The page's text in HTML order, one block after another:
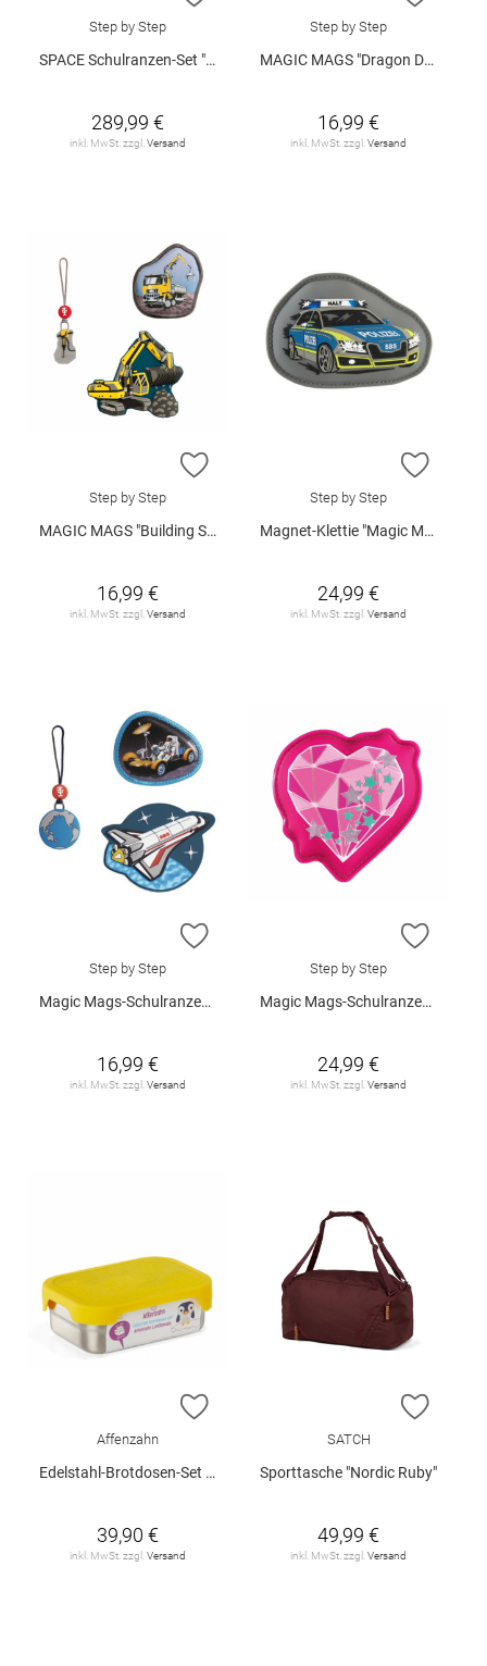
Step by Step
SPACE Schulranzen-Set "Ninja Yuma"
289,99 €
inkl. MwSt. zzgl.Versand
Step by Step
MAGIC MAGS "Dragon Drako"
16,99 €
inkl. MwSt. zzgl.Versand
ZUR WUNSCHLISTE HINZUFÜGEN
Step by Step
MAGIC MAGS "Building Site"
16,99 €
inkl. MwSt. zzgl. Versand
ZUR
Step by Step
Magnet-Klettie "Magic Mags Flash - Police Alarm"
24,99 €
inkl. MwSt. zzgl. Versand
ZUR WUNSCHLISTE HINZUFÜGEN
Step by Step
Magic Mags-Schulranzenmotiv "Sky Rocket"
16,99 €
inkl. MwSt. zzgl. Versand
ZUR
Step by Step
Magic Mags-Schulranzenmotiv "Flash - Heart"
24,99 €
inkl. MwSt. zzgl. Versand
ZUR WUNSCHLISTE HINZUFÜGEN
Affenzahn
Edelstahl-Brotdosen-Set "Tiger"
39,90 €
inkl. MwSt. zzgl. Versand
ZUR
SATCH
Sporttasche "Nordic Ruby"
49,99 €
inkl. MwSt. zzgl. Versand